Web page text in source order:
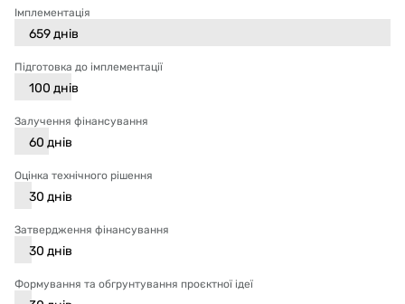
Імплементація
659днів
Підготовка до імплементації
100 днів
Залучення фінансування
60 днів
Оцінка технічного рішення
30 днів
Затвердження фінансування
30 днів
Формування та обгрунтування проєктної ідеї